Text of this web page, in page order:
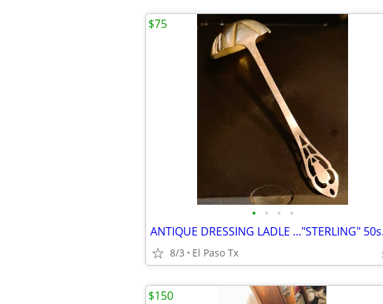
• • • •
ANTIQUE DRESSING LADLE ..."STERLING" 50s.
8/3 El Paso Tx
$75
$150